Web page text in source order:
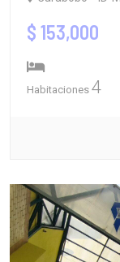
$ 153,000
Habitaciones 4